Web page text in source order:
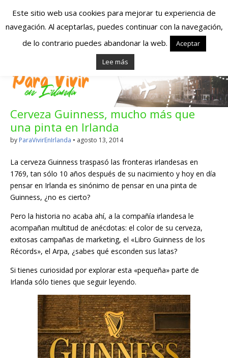
Españoles en
Irlanda – Vivir en
Irlanda – Trabajo
en Irlanda –
Alojamiento en
Irlanda
Blog dedicado a los que viven, estudian y trabajan en
Irlanda!
Cerveza Guinness, mucho más que
una pinta en Irlanda
by ParaVivirEnIrlanda • agosto 13, 2014
La cerveza Guinness traspasó las fronteras irlandesas en
1769, tan sólo 10 años después de su nacimiento y hoy en día
pensar en Irlanda es sinónimo de pensar en una pinta de
Guinness, ¿no es cierto?
Pero la historia no acaba ahí, a la compañía irlandesa le
acompañan multitud de anécdotas: el color de su cerveza,
exitosas campañas de marketing, el «Libro Guinness de los
Récords», el Arpa, ¿sabes qué esconden sus latas?
Si tienes curiosidad por explorar esta «pequeña» parte de
Irlanda sólo tienes que seguir leyendo.
Este sitio web usa cookies para mejorar tu experiencia de
navegación. Al aceptarlas, puedes continuar con la navegación,
de lo contrario puedes abandonar la web.
Aceptar
Lee más